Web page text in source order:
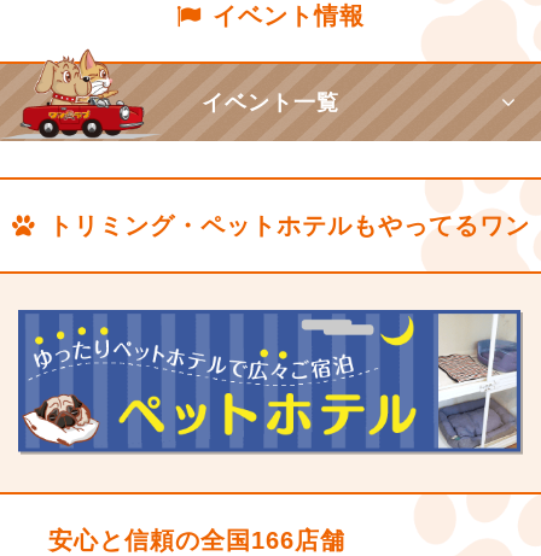
イベント情報
イベント一覧
トリミング・ペットホテルもやってるワン
安心と信頼の全国166店舗